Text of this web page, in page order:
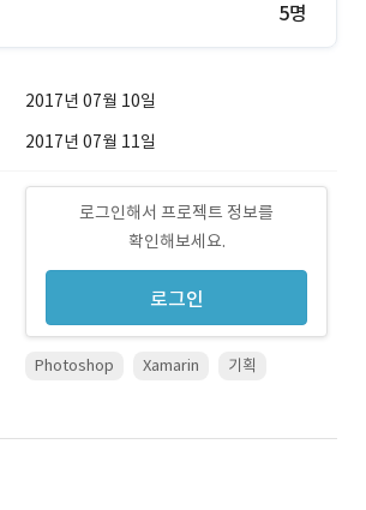
5명
2017년 07월 10일
2017년 07월 11일
로그인해서 프로젝트 정보를
확인해보세요.
로그인
Photoshop Xamarin 기획